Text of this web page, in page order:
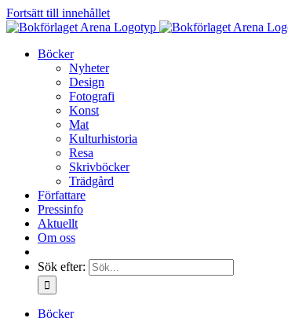
Fortsätt till innehållet
Böcker
Nyheter
Design
Fotografi
Konst
Mat
Kulturhistoria
Resa
Skrivböcker
Trädgård
Författare
Pressinfo
Aktuellt
Om oss
Sök efter:
Böcker